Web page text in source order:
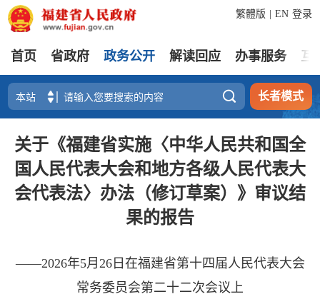
登录
繁體版 EN
首页 省政府 政务公开 解读回应 办事服务 互
 长者模式
关于《福建省实施〈中华人民共和国全
国人民代表大会和地方各级人民代表大
会代表法〉办法（修订草案）》审议结
果的报告
——2026年5月26日在福建省第十四届人民代表大会
常务委员会第二十二次会议上